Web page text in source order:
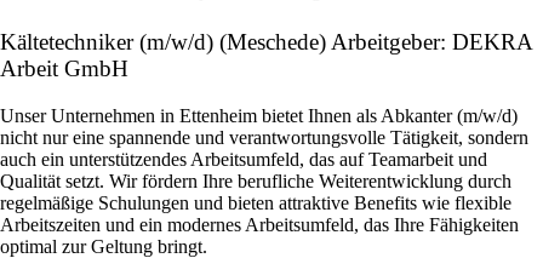
Kältetechniker (m/w/d) (Meschede) Arbeitgeber: DEKRA
Arbeit GmbH
Unser Unternehmen in Ettenheim bietet Ihnen als Abkanter (m/w/d)
nicht nur eine spannende und verantwortungsvolle Tätigkeit, sondern
auch ein unterstützendes Arbeitsumfeld, das auf Teamarbeit und
Qualität setzt. Wir fördern Ihre berufliche Weiterentwicklung durch
regelmäßige Schulungen und bieten attraktive Benefits wie flexible
Arbeitszeiten und ein modernes Arbeitsumfeld, das Ihre Fähigkeiten
optimal zur Geltung bringt.